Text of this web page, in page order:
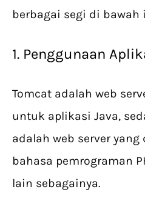
berbagai segi di bawah
1. Penggunaan
Tomcat adalah web
untuk aplikasi Java,
adalah web server
bahasa pemrograman
lain sebagainya.